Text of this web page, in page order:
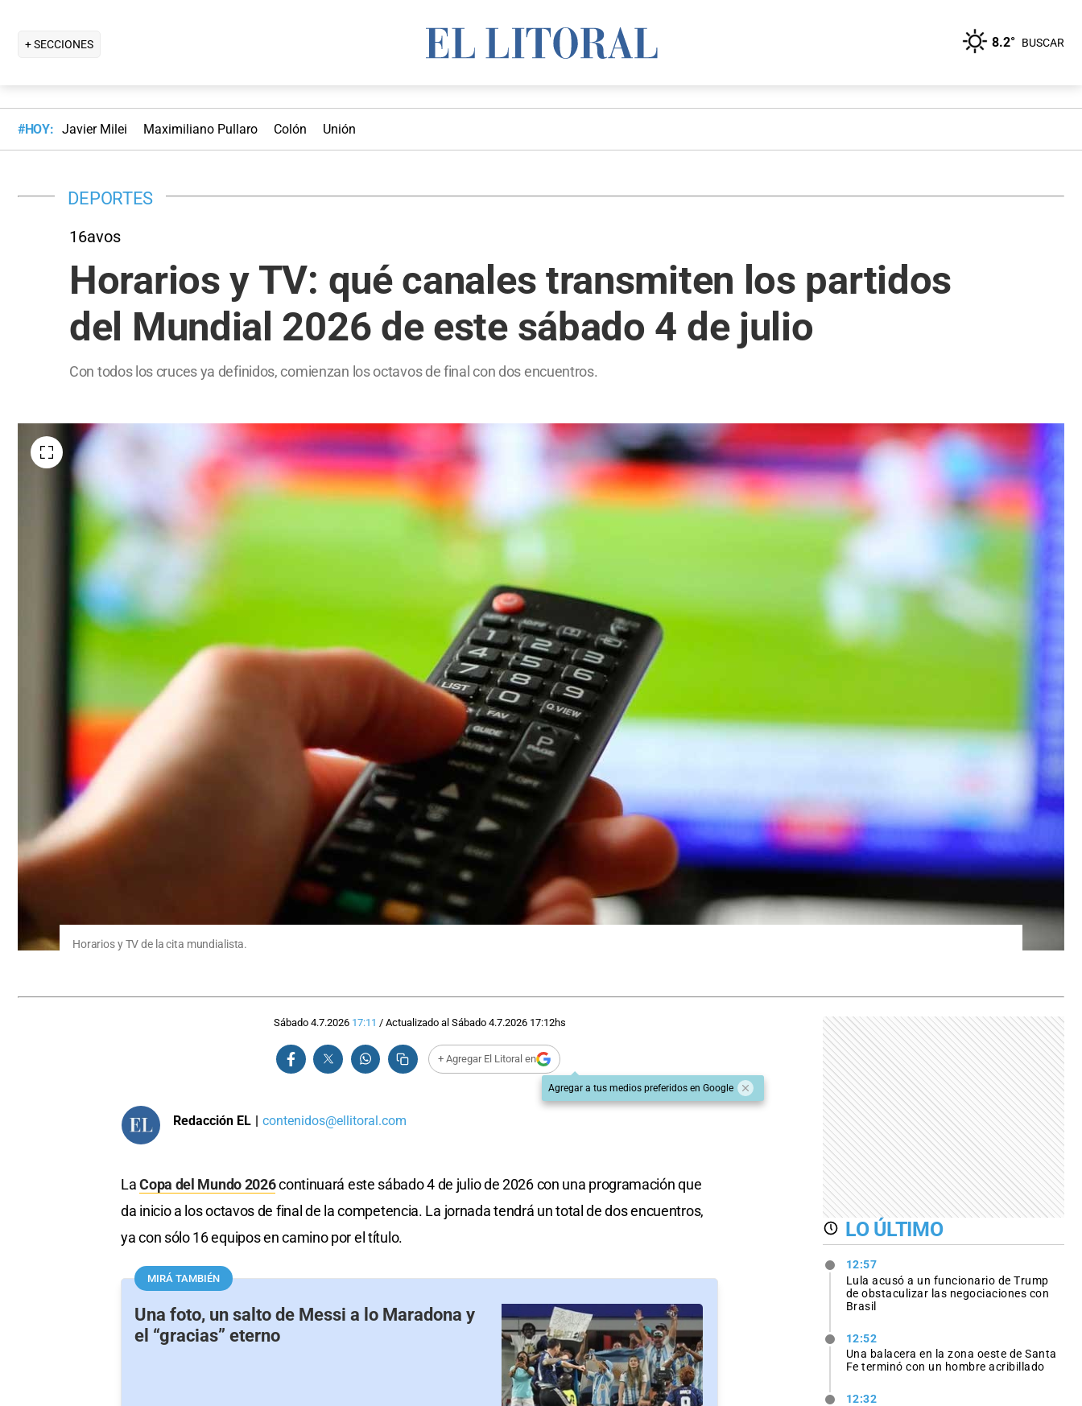
+ SECCIONES 8.2° BUSCAR
#HOY: Javier Milei Maximiliano Pullaro Colón Unión
DEPORTES
16avos
Horarios y TV: qué canales transmiten los partidos
del Mundial 2026 de este sábado 4 de julio
Con todos los cruces ya definidos, comienzan los octavos de final con dos encuentros.
Horarios y TV de la cita mundialista.
Sábado 4.7.2026 17:11 / Actualizado al Sábado 4.7.2026 17:12hs
+ Agregar El Litoral en
Agregar a tus medios preferidos en Google
Redacción EL | contenidos@ellitoral.com
LaCopa del Mundo 2026continuará este sábado 4 de julio de 2026 con una programación que
da inicio a los octavos de final de la competencia. La jornada tendrá un total de dos encuentros,
ya con sólo 16 equipos en camino por el título.
MIRÁ TAMBIÉN
Una foto, un salto de Messi a lo Maradona y
el “gracias” eterno
LO ÚLTIMO
12:57
Lula acusó a un funcionario de Trump
de obstaculizar las negociaciones con
Brasil
12:52
Una balacera en la zona oeste de Santa
Fe terminó con un hombre acribillado
12:32